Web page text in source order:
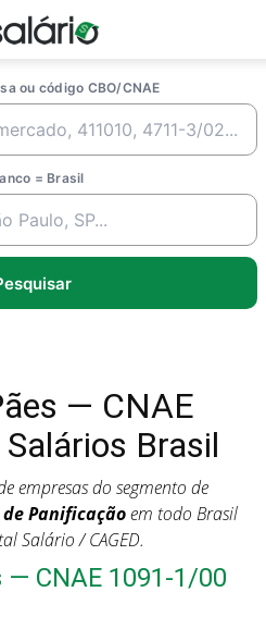
ou código CBO/CNAE
= Brasil
— CNAE
Brasil
empresas do segmento de
Panificaçãoem todo Brasil
Salário / CAGED.
— CNAE 1091-1/00